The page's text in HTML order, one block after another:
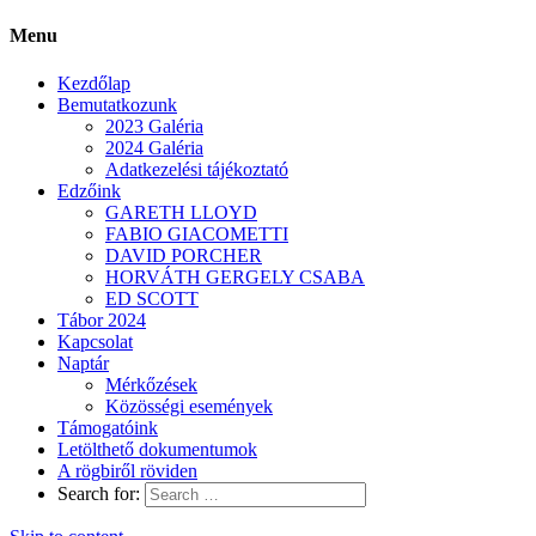
Menu
Kezdőlap
Bemutatkozunk
2023 Galéria
2024 Galéria
Adatkezelési tájékoztató
Edzőink
GARETH LLOYD
FABIO GIACOMETTI
DAVID PORCHER
HORVÁTH GERGELY CSABA
ED SCOTT
Tábor 2024
Kapcsolat
Naptár
Mérkőzések
Közösségi események
Támogatóink
Letölthető dokumentumok
A rögbiről röviden
Search for: